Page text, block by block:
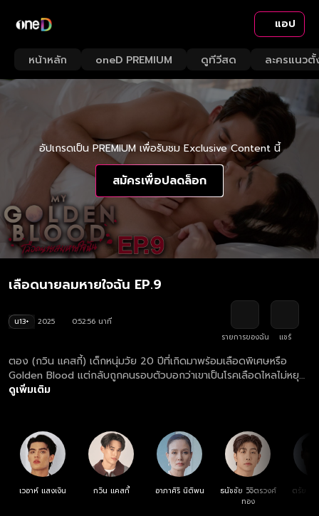
แอป
หน้าหลัก oneD PREMIUM ดูทีวีสด ละครแนวตั้
อัปเกรดเป็น PREMIUM เพื่อรับชม Exclusive Content นี้
สมัครเพื่อปลดล็อก
เลือดนายลมหายใจฉัน EP.9
น13+ 2025
0:52:56 นาที
รายการของฉัน
แชร์
ตอง (กวิน แคสกี้) เด็กหนุ่มวัย 20 ปีที่เกิดมาพร้อมเลือดพิเศษหรือ
Golden Blood แต่กลับถูกคนรอบตัวบอกว่าเขาเป็นโรคเลือดไหลไม่หยุด
จึงห้ามทำอะไรก็ตามที่เสี่ยงการเลือดออกเด็ดขาด แต่เขาก็ฝ่าฝืนโดยการ
หนุ่มของอมฤตระกูลอายุ 200 ปี ซึ่งเป็นเจ้าของงานที่จัดขึ้น มาร์ค
พยายามที่จะพาตองหลีกหนีจากคนในงาน แต่ดันเกิดอุบัติเหตุทำให้ตอง
เลือดออกจนเกิดเป็นความวุ่นวายขึ้น เพราะกลิ่นอันหอมหวานของเลือด
นั้นปลุกความกระหายของเหล่าแวมไพร์ รวมถึง นกันต์ (ม่อน ธนัชชัย)
แวมไพร์หนุ่มอายุ 250 ปีซึ่งเป็นทายาทอีกคนของอมฤตระกูลที่ต้องการ
เลือดพิเศษนี้เช่นกัน มาร์คจะสามารถปกป้องตองจากการถูกล่าของเหล่า
ดูเพิ่มเติม
เวอาห์ แสงเงิน กวิน แคสกี้ อาภาศิริ นิติพน
ธนัชชัย วิจิตรวงศ์
ทอง
ตรัย นิ่